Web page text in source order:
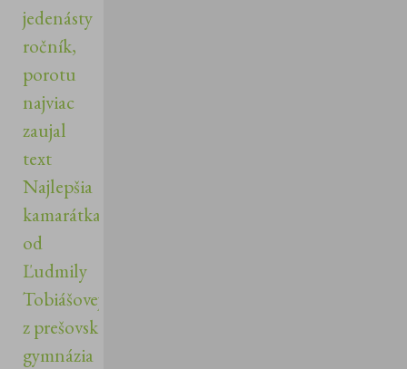
jedenásty
ročník,
porotu
najviac
zaujal
text
Najlepšia
kamarátka
od
Ľudmily
Tobiášovej
z prešovského
gymnázia